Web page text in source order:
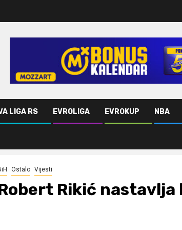
LIGA RS EVROLIGA EVROKUP NBA
Ostalo Vijesti
Rikić nastavlja